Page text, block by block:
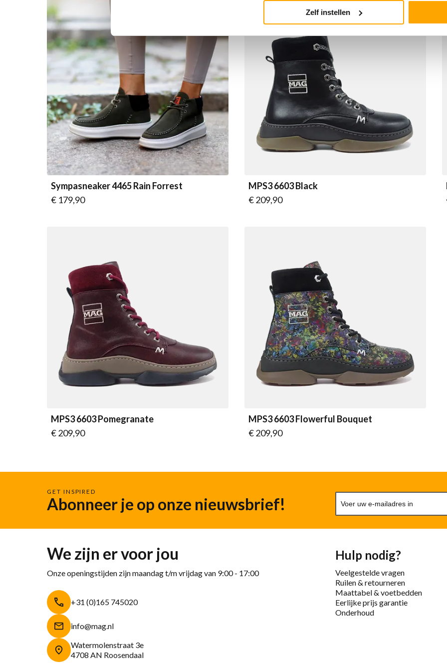
Zelf instellen
Sympasneaker 4465 Rain Forrest
Vanaf
€ 179,90
MPS3 6603 Black
Vanaf
€ 209,90
MPS3 6603 Pomegranate
Vanaf
€ 209,90
MPS3 6603 Flowerful Bouquet
Vanaf
€ 209,90
GET INSPIRED
Abonneer je op onze nieuwsbrief!
We zijn er voor jou
Onze openingstijden zijn maandag t/m vrijdag van 9:00 - 17:00
+31 (0)165 745020
info@mag.nl
Watermolenstraat 3e
4708 AN Roosendaal
Hulp nodig?
Veelgestelde vragen
Ruilen & retourneren
Maattabel & voetbedden
Eerlijke prijs garantie
Onderhoud